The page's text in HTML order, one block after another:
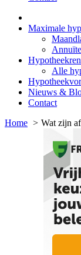
Maximale
Alle
Nieuws &
Contact
Home
Wat zijn